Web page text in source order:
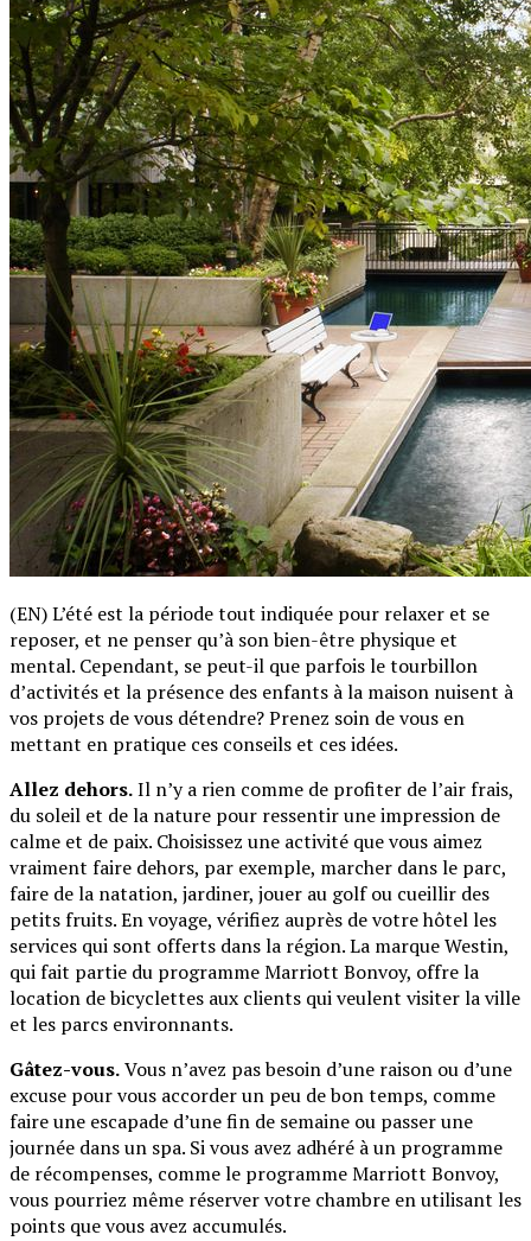
(EN) L’été est la période tout indiquée pour relaxer et se
reposer, et ne penser qu’à son bien-être physique et
mental. Cependant, se peut-il que parfois le tourbillon
d’activités et la présence des enfants à la maison nuisent à
vos projets de vous détendre? Prenez soin de vous en
mettant en pratique ces conseils et ces idées.
Allez dehors.Il n’y a rien comme de profiter de l’air frais,
du soleil et de la nature pour ressentir une impression de
calme et de paix. Choisissez une activité que vous aimez
vraiment faire dehors, par exemple, marcher dans le parc,
faire de la natation, jardiner, jouer au golf ou cueillir des
petits fruits. En voyage, vérifiez auprès de votre hôtel les
services qui sont offerts dans la région. La marque Westin,
qui fait partie du programme Marriott Bonvoy, offre la
location de bicyclettes aux clients qui veulent visiter la ville
et les parcs environnants.
Gâtez-vous.Vous n’avez pas besoin d’une raison ou d’une
excuse pour vous accorder un peu de bon temps, comme
faire une escapade d’une fin de semaine ou passer une
journée dans un spa. Si vous avez adhéré à un programme
de récompenses, comme le programme Marriott Bonvoy,
vous pourriez même réserver votre chambre en utilisant les
points que vous avez accumulés.